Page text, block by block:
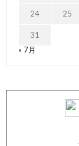
24 25
31
« 7月